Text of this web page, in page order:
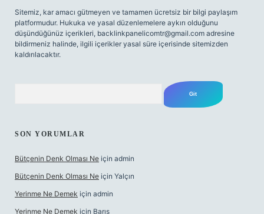
Sitemiz, kar amacı gütmeyen ve tamamen ücretsiz bir bilgi paylaşım
platformudur. Hukuka ve yasal düzenlemelere aykırı olduğunu
düşündüğünüz içerikleri, backlinkpanelicomtr@gmail.com adresine
bildirmeniz halinde, ilgili içerikler yasal süre içerisinde sitemizden
kaldırılacaktır.
SON YORUMLAR
Bütçenin Denk Olması Ne için admin
Bütçenin Denk Olması Ne için Yalçın
Yerinme Ne Demek için admin
Yerinme Ne Demek için Barış